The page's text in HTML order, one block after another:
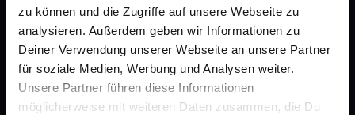
zu können und die Zugriffe auf unsere Webseite zu
analysieren. Außerdem geben wir Informationen zu
Deiner Verwendung unserer Webseite an unsere Partner
für soziale Medien, Werbung und Analysen weiter.
Unsere Partner führen diese Informationen
möglicherweise mit weiteren Daten zusammen, die Du
Über uns
Karriere
Newsletter